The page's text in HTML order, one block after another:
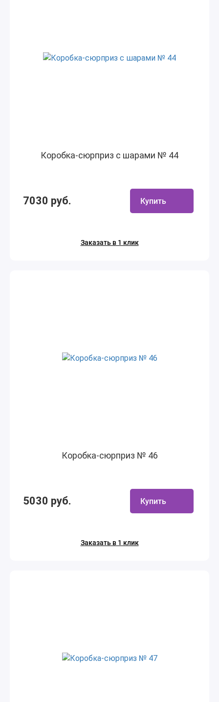
Коробка-сюрприз с шарами № 44
7030 руб. Купить
Заказать в 1 клик
Коробка-сюрприз № 46
5030 руб. Купить
Заказать в 1 клик